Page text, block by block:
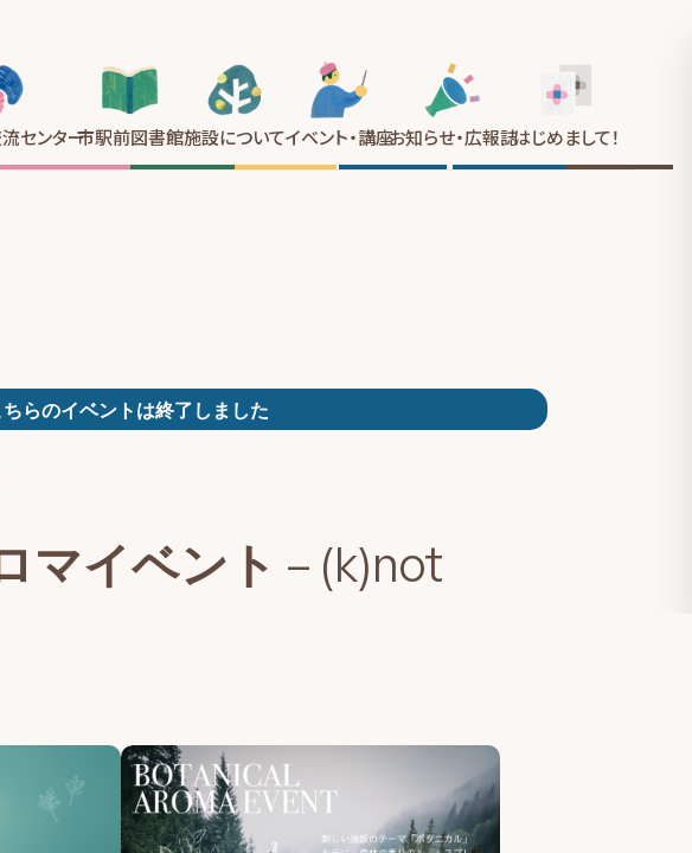
センター市駅前図書館施設についてイベント・講座お知らせ・広報誌はじめまして！
らのイベントは終了しました
マイベント – (k)not